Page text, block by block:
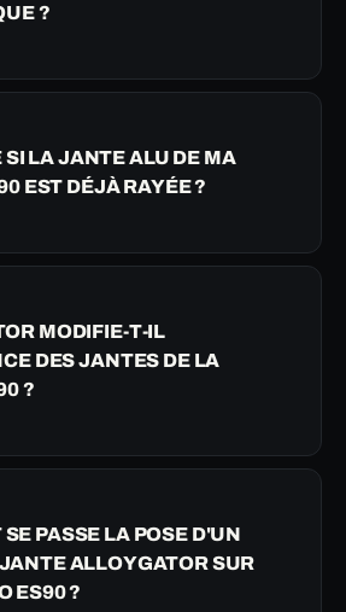
?
SI LA JANTE ALU DE MA
EST DÉJÀ RAYÉE ?
MODIFIE-T-IL
DES JANTES DE LA
?
PASSE LA POSE D'UN
ALLOYGATOR SUR
ES90 ?